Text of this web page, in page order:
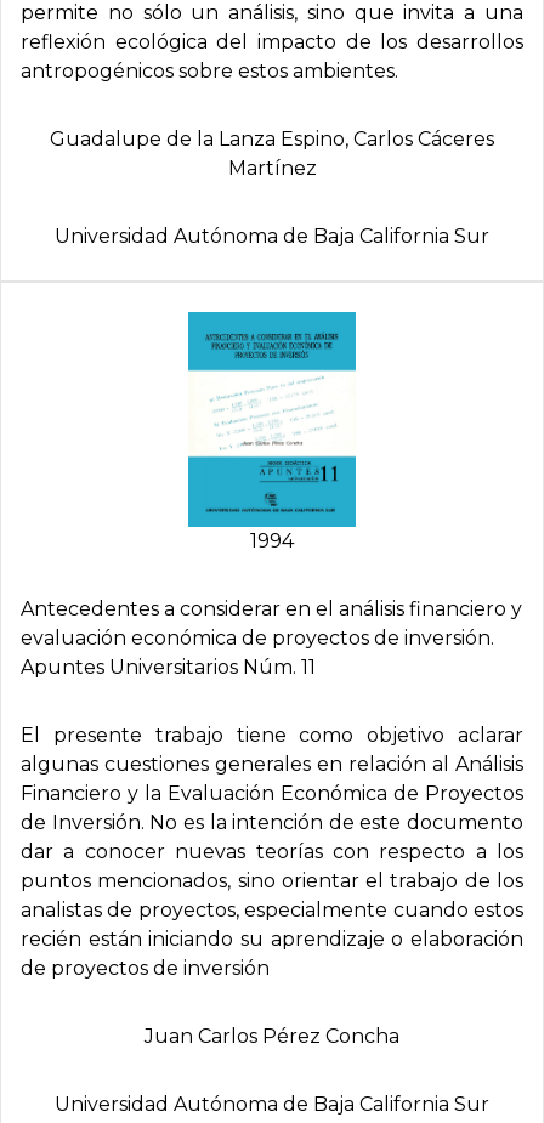
permite no sólo un análisis, sino que invita a una
reflexión ecológica del impacto de los desarrollos
antropogénicos sobre estos ambientes.
Guadalupe de la Lanza Espino, Carlos Cáceres
Martí­nez
Universidad Autónoma de Baja California Sur
1994
Antecedentes a considerar en el análisis financiero y
evaluación económica de proyectos de inversión.
Apuntes Universitarios Núm. 11
El presente trabajo tiene como objetivo aclarar
algunas cuestiones generales en relación al Análisis
Financiero y la Evaluación Económica de Proyectos
de Inversión. No es la intención de este documento
dar a conocer nuevas teorías con respecto a los
puntos mencionados, sino orientar el trabajo de los
analistas de proyectos, especialmente cuando estos
recién están iniciando su aprendizaje o elaboración
de proyectos de inversión
Juan Carlos Pérez Concha
Universidad Autónoma de Baja California Sur